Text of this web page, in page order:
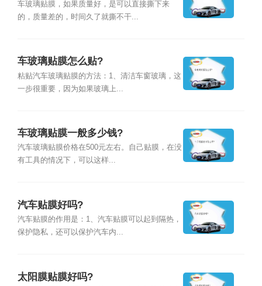
车玻璃贴膜，如果质量好，是可以直接撕下来
的，质量差的，时间久了就撕不干...
车玻璃贴膜怎么贴?
粘贴汽车玻璃贴膜的方法：1、清洁车窗玻璃，这
一步很重要，因为如果玻璃上...
车玻璃贴膜一般多少钱?
汽车玻璃贴膜价格在500元左右。自己贴膜，在没
有工具的情况下，可以这样...
汽车贴膜好吗?
汽车贴膜的作用是：1、汽车贴膜可以起到隔热，
保护隐私，还可以保护汽车内...
太阳膜贴膜好吗?